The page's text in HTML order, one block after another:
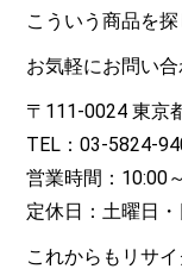
こういう商品を
お気軽にお問い合
〒111-0024 東京
TEL：03-5824-
営業時間：10:00
定休日：土曜日
これからもリサ